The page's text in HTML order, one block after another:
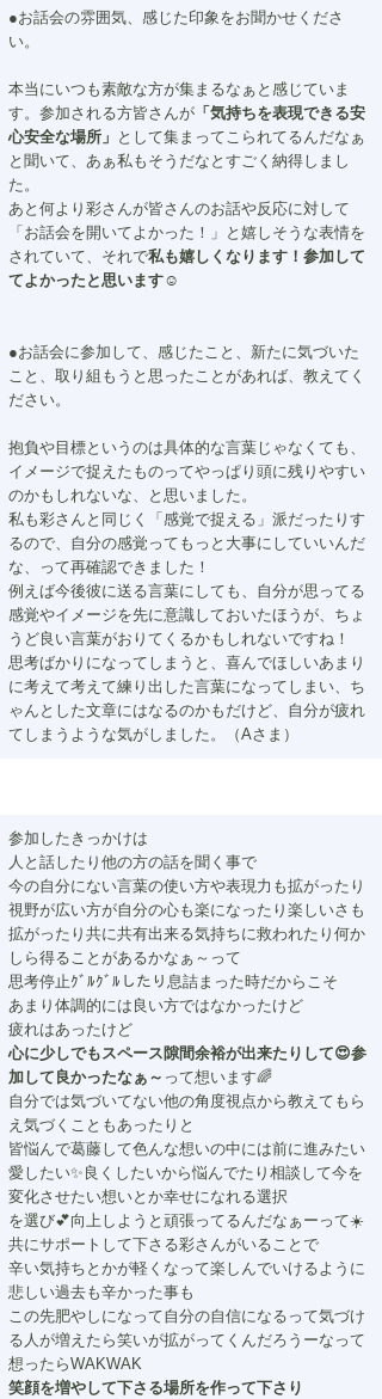
●お話会の雰囲気、感じた印象をお聞かせくださ
い。
本当にいつも素敵な方が集まるなぁと感じていま
す。参加される方皆さんが 「気持ちを表現できる安
心安全な場所」 として集まってこられてるんだなぁ
と聞いて、あぁ私もそうだなとすごく納得しまし
た。
あと何より彩さんが皆さんのお話や反応に対して
「お話会を開いてよかった！」と嬉しそうな表情を
されていて、それで私も嬉しくなります！参加して
てよかったと思います☺️
●お話会に参加して、感じたこと、新たに気づいた
こと、取り組もうと思ったことがあれば、教えてく
ださい。
抱負や目標というのは具体的な言葉じゃなくても、
イメージで捉えたものってやっぱり頭に残りやすい
のかもしれないな、と思いました。
私も彩さんと同じく「感覚で捉える」派だったりす
るので、自分の感覚ってもっと大事にしていいんだ
な、って再確認できました！
例えば今後彼に送る言葉にしても、自分が思ってる
感覚やイメージを先に意識しておいたほうが、ちょ
うど良い言葉がおりてくるかもしれないですね！
思考ばかりになってしまうと、喜んでほしいあまり
に考えて考えて練り出した言葉になってしまい、ち
ゃんとした文章にはなるのかもだけど、自分が疲れ
てしまうような気がしました。（Aさま）
参加したきっかけは
人と話したり他の方の話を聞く事で
今の自分にない言葉の使い方や表現力も拡がったり
視野が広い方が自分の心も楽になったり楽しいさも
拡がったり共に共有出来る気持ちに救われたり何か
しら得ることがあるかなぁ～って
思考停止ｸﾞﾙｸﾞﾙしたり息詰まった時だからこそ
あまり体調的には良い方ではなかったけど
疲れはあったけど
心に少しでもスペース隙間余裕が出来たりして😍参
加して良かったなぁ～ って想います🌈
自分では気づいてない他の角度視点から教えてもら
え気づくこともあったりと
皆悩んで葛藤して色んな想いの中には前に進みたい
愛したい✨良くしたいから悩んでたり相談して今を
変化させたい想いとか幸せになれる選択
を選び💕向上しようと頑張ってるんだなぁーって☀️
共にサポートして下さる彩さんがいることで
辛い気持ちとかが軽くなって楽しんでいけるように
悲しい過去も辛かった事も
この先肥やしになって自分の自信になるって気づけ
る人が増えたら笑いが拡がってくんだろうーなって
想ったらWAKWAK
笑顔を増やして下さる場所を作って下さり